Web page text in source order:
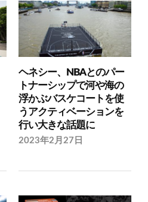
ヘネシー、NBAとのパー
トナーシップで河や海の
浮かぶバスケコートを使
うアクティベーションを
行い大きな話題に
2023年2月27日